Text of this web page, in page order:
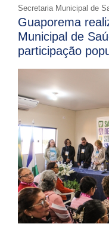
Secretaria Municipal de
Guaporema
Municipal de
participação